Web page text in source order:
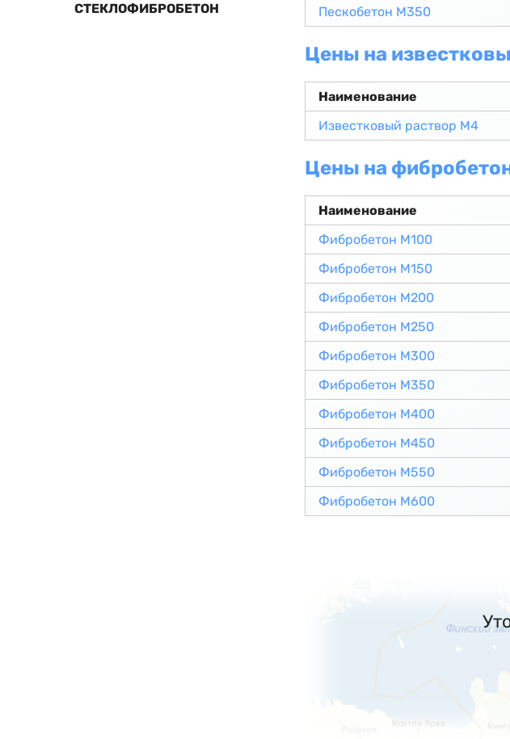
СТЕКЛОФИБРОБЕТОН
Пескобетон М350
Цены на
Наименование
Известковый раствор М4
Цены на
Наименование
Фибробетон М100
Фибробетон М150
Фибробетон М200
Фибробетон М250
Фибробетон М300
Фибробетон М350
Фибробетон М400
Фибробетон М450
Фибробетон М550
Фибробетон М600